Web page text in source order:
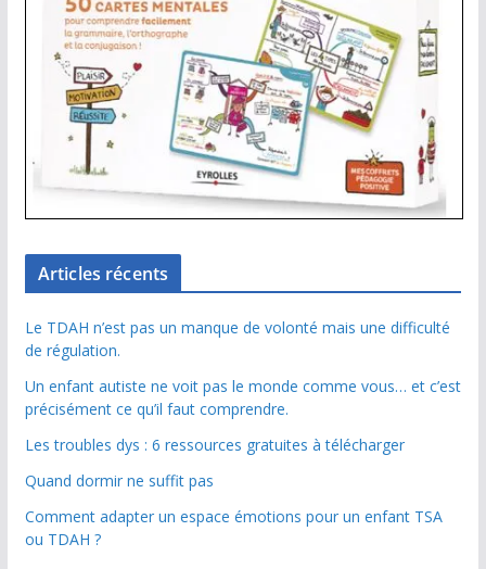
Articles récents
Le TDAH n’est pas un manque de volonté mais une difficulté
de régulation.
Un enfant autiste ne voit pas le monde comme vous… et c’est
précisément ce qu’il faut comprendre.
Les troubles dys : 6 ressources gratuites à télécharger
Quand dormir ne suffit pas
Comment adapter un espace émotions pour un enfant TSA
ou TDAH ?